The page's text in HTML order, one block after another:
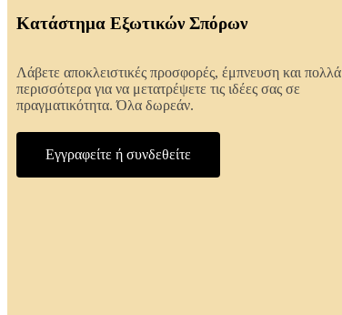
Κατάστημα Εξωτικών Σπόρων
Λάβετε αποκλειστικές προσφορές, έμπνευση και πολλά
περισσότερα για να μετατρέψετε τις ιδέες σας σε
πραγματικότητα. Όλα δωρεάν.
Εγγραφείτε ή συνδεθείτε